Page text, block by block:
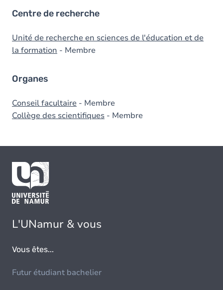
Centre de recherche
Unité de recherche en sciences de l'éducation et de
la formation - Membre
Organes
Conseil facultaire - Membre
Collège des scientifiques - Membre
L'UNamur & vous
Vous êtes...
Futur étudiant bachelier